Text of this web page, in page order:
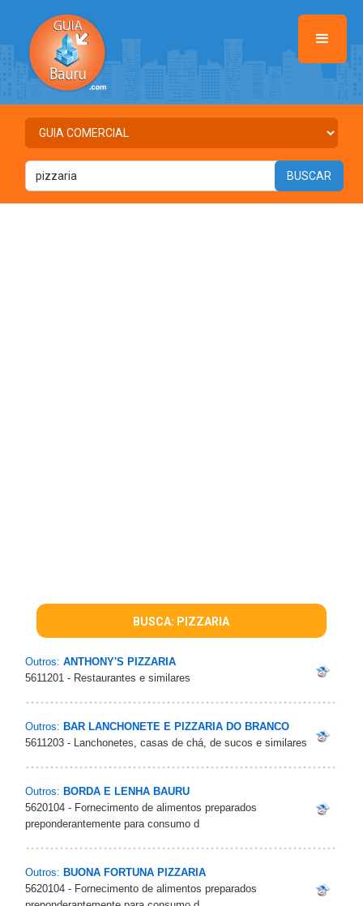
BUSCA: PIZZARIA
Outros: ANTHONY'S PIZZARIA
5611201 - Restaurantes e similares
Outros: BAR LANCHONETE E PIZZARIA DO BRANCO
5611203 - Lanchonetes, casas de chá, de sucos e similares
Outros: BORDA E LENHA BAURU
5620104 - Fornecimento de alimentos preparados
preponderantemente para consumo d
Outros: BUONA FORTUNA PIZZARIA
5620104 - Fornecimento de alimentos preparados